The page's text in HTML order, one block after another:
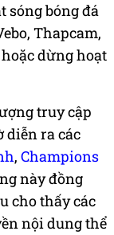
sóng bóng đá
Thapcam,
dừng hoạt
truy cập
diễn ra các
, Champions
này đồng
cho thấy các
nội dung thể